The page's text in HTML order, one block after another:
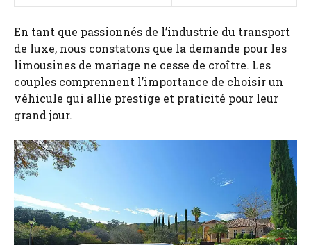
En tant que passionnés de l’industrie du transport
de luxe, nous constatons que la demande pour les
limousines de mariage ne cesse de croître. Les
couples comprennent l’importance de choisir un
véhicule qui allie prestige et praticité pour leur
grand jour.